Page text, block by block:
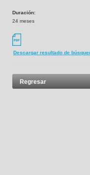
Duración:
24 meses
Descargar resultado de
Regresar